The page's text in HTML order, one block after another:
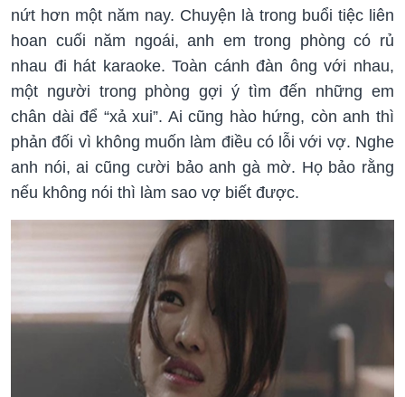
nứt hơn một năm nay. Chuyện là trong buổi tiệc liên
hoan cuối năm ngoái, anh em trong phòng có rủ
nhau đi hát karaoke. Toàn cánh đàn ông với nhau,
một người trong phòng gợi ý tìm đến những em
chân dài để “xả xui”. Ai cũng hào hứng, còn anh thì
phản đối vì không muốn làm điều có lỗi với vợ. Nghe
anh nói, ai cũng cười bảo anh gà mờ. Họ bảo rằng
nếu không nói thì làm sao vợ biết được.